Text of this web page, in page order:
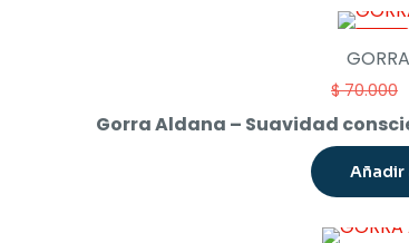
$70.000
Gorra Aldana – Suavidad
Añadir